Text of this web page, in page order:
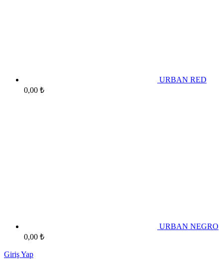
URBAN RED
0,00 ₺
URBAN NEGRO
0,00 ₺
Giriş Yap